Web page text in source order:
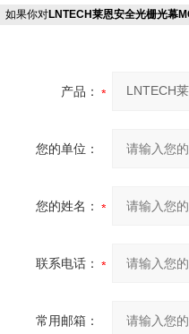
如果你对LNTECH莱恩安全光栅光幕
产品：
您的单位：
您的姓名：
联系电话：
常用邮箱：